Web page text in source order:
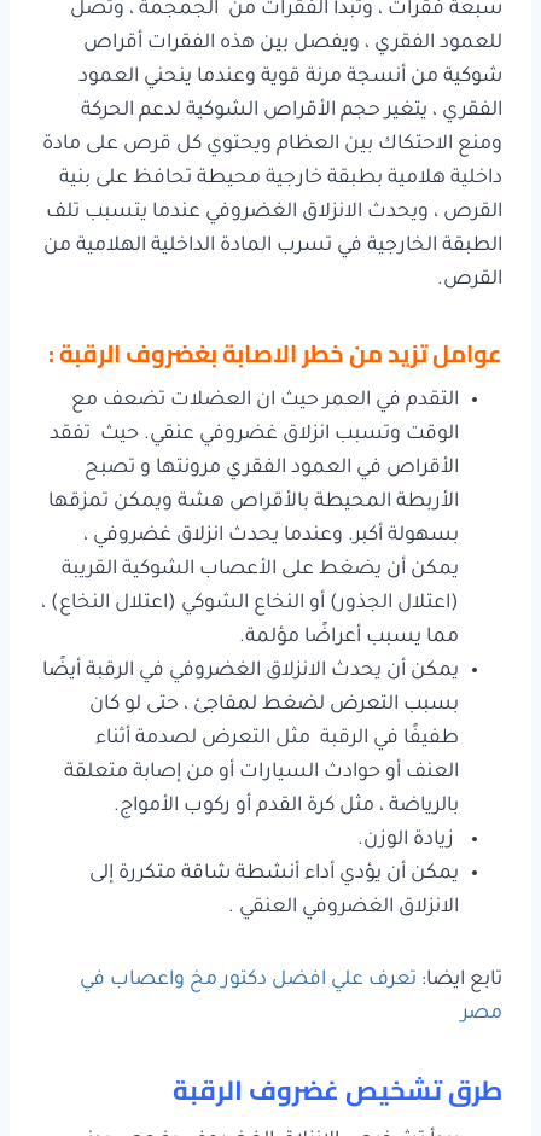
سبعة فقرات ، وتبدأ الفقرات من الجمجمة ، وتصل
للعمود الفقري ، ويفصل بين هذه الفقرات أقراص
شوكية من أنسجة مرنة قوية وعندما ينحني العمود
الفقري ، يتغير حجم الأقراص الشوكية لدعم الحركة
ومنع الاحتكاك بين العظام ويحتوي كل قرص على مادة
داخلية هلامية بطبقة خارجية محيطة تحافظ على بنية
القرص ، ويحدث الانزلاق الغضروفي عندما يتسبب تلف
الطبقة الخارجية في تسرب المادة الداخلية الهلامية من
القرص.
عوامل تزيد من خطر الاصابة بغضروف الرقبة :
التقدم في العمر حيث ان العضلات تضعف مع
الوقت وتسبب انزلاق غضروفي عنقي. حيث تفقد
الأقراص في العمود الفقري مرونتها و تصبح
الأربطة المحيطة بالأقراص هشة ويمكن تمزقها
بسهولة أكبر. وعندما يحدث انزلاق غضروفي ،
يمكن أن يضغط على الأعصاب الشوكية القريبة
(اعتلال الجذور) أو النخاع الشوكي (اعتلال النخاع) ،
مما يسبب أعراضًا مؤلمة.
يمكن أن يحدث الانزلاق الغضروفي في الرقبة أيضًا
بسبب التعرض لضغط لمفاجئ ، حتى لو كان
طفيفًا في الرقبة مثل التعرض لصدمة أثناء
العنف أو حوادث السيارات أو من إصابة متعلقة
بالرياضة ، مثل كرة القدم أو ركوب الأمواج.
زيادة الوزن.
يمكن أن يؤدي أداء أنشطة شاقة متكررة إلى
الانزلاق الغضروفي العنقي .
تابع ايضا: تعرف علي افضل دكتور مخ واعصاب في
مصر
طرق تشخيص غضروف الرقبة